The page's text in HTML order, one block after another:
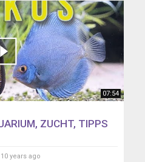
07:54
ZUCHT, TIPPS
years ago